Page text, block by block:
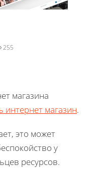
255
магазина
интернет магазин.
это может
у
ресурсов.